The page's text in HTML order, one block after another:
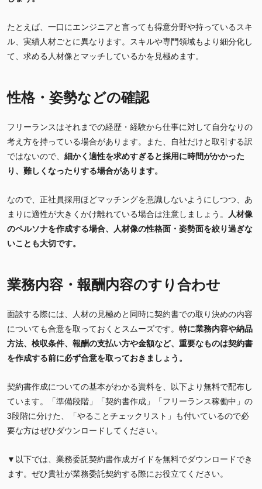
たとえば、一口にエンジニアと言っても得意分野や持っているスキ
ル、実績人材ごとに異なります。スキルや専門領域もより細分化し
て、求める人材像とマッチしているかを見極めます。
性格・姿勢などの確認
フリーランスはそれまでの経歴・経験から仕事に対して自分なりの
考え方を持っている場合があります。また、自社だけと取引する訳
ではないので、 細かく適性を求めすぎると採用に時間がかかった
り、難しくなったりする場合があります。
なので、正社員採用ほどマッチングを意識しないようにしつつ、あ
まりに適性が大きくかけ離れている場合は注意しましょう。
人材像
のペルソナを作成する場合、人材像の性格面・姿勢面を絞り過ぎな
いことも大切です。
業務内容・報酬内容のすり合わせ
面談する際には、人材の見極めと同時に契約書での取り決めの内容
についても合意を取っておくとスムーズです。 特に業務内容や納品
方法、検収条件、報酬の支払い方や金額など、重要なものは契約書
を作成する前に必ず合意を取っておきましょう。
契約書作成についての基本がわかる資料を、以下より無料で配布し
ています。「準備段階」「契約書作成」「フリーランス稼働中」の
3段階に分けた、「やることチェックリスト」も付いているので必
要な方はぜひダウンロードしてください。
▼以下では、業務委託契約書作成ガイドを無料でダウンロードでき
ます。ぜひ貴社が業務委託契約する際にお役立てください。